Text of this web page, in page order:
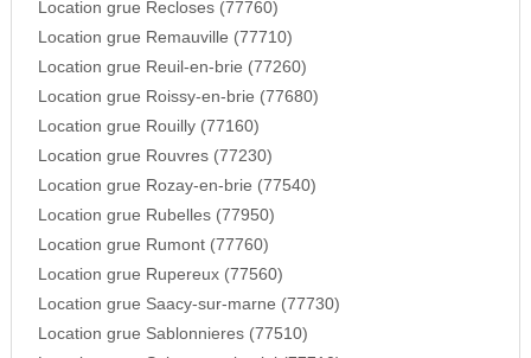
Location grue Recloses (77760)
Location grue Remauville (77710)
Location grue Reuil-en-brie (77260)
Location grue Roissy-en-brie (77680)
Location grue Rouilly (77160)
Location grue Rouvres (77230)
Location grue Rozay-en-brie (77540)
Location grue Rubelles (77950)
Location grue Rumont (77760)
Location grue Rupereux (77560)
Location grue Saacy-sur-marne (77730)
Location grue Sablonnieres (77510)